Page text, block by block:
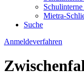
Mietra-
Suche
Anmeldeverfahren